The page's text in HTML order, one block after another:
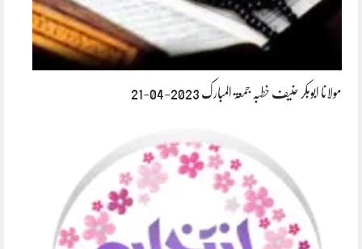
مولانا ابوبکر حنیف خطبہ جمعۃ المبارک 2023-04-21